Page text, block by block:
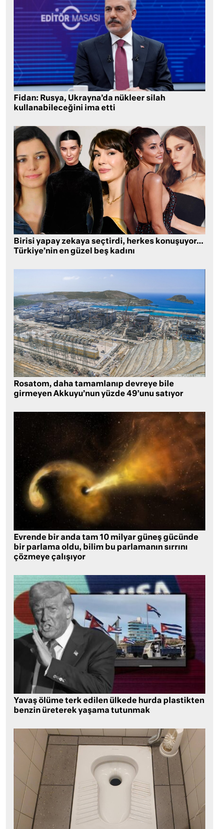
Fidan: Rusya, Ukrayna’da nükleer silah
kullanabileceğini ima etti
Birisi yapay zekaya seçtirdi, herkes konuşuyor…
Türkiye’nin en güzel beş kadını
Rosatom, daha tamamlanıp devreye bile
girmeyen Akkuyu’nun yüzde 49’unu satıyor
Evrende bir anda tam 10 milyar güneş gücünde
bir parlama oldu, bilim bu parlamanın sırrını
çözmeye çalışıyor
Yavaş ölüme terk edilen ülkede hurda plastikten
benzin üreterek yaşama tutunmak